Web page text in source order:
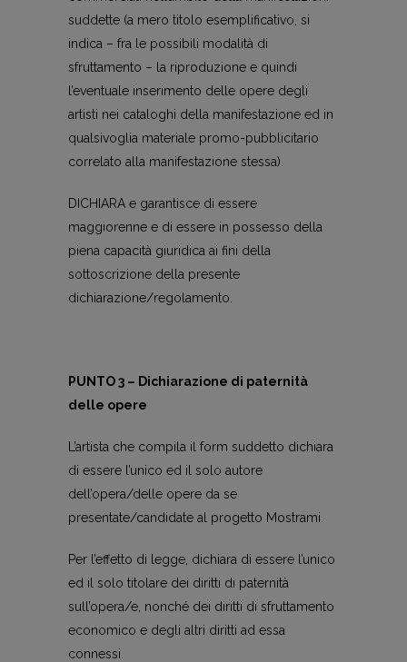
suddette (a mero titolo esemplificativo, si
indica – fra le possibili modalità di
sfruttamento – la riproduzione e quindi
l’eventuale inserimento delle opere degli
artisti nei cataloghi della manifestazione ed in
qualsivoglia materiale promo-pubblicitario
correlato alla manifestazione stessa).
DICHIARA e garantisce di essere
maggiorenne e di essere in possesso della
piena capacità giuridica ai fini della
sottoscrizione della presente
dichiarazione/regolamento.
PUNTO 3 – Dichiarazione di paternità
delle opere
L’artista che compila il form suddetto dichiara
di essere l’unico ed il solo autore
dell’opera/delle opere da se
presentate/candidate al progetto Mostrami.
Per l’effetto di legge, dichiara di essere l’unico
ed il solo titolare dei diritti di paternità
sull’opera/e, nonché dei diritti di sfruttamento
economico e degli altri diritti ad essa
connessi.